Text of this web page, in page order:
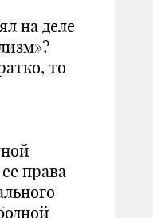
на деле
то
права